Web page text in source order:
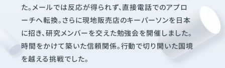
た。メールでは反応が得られず、直接電話でのアプロ
ーチへ転換。さらに現地販売店のキーパーソンを日本
に招き、研究メンバーを交えた勉強会を開催しました。
時間をかけて築いた信頼関係。行動で切り開いた国境
を越える挑戦でした。